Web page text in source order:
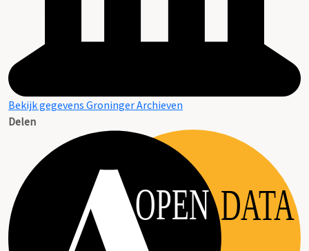
Bekijk gegevens Groninger Archieven
Delen
OPEN DATA